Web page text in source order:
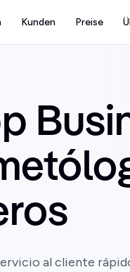
Kunden Preise
al cliente